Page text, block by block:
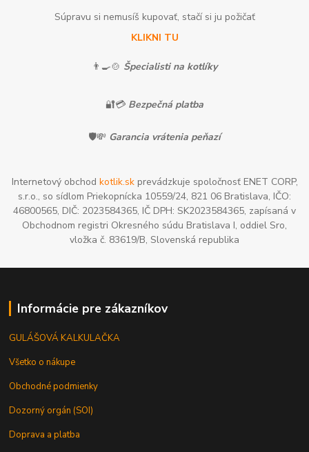
Súpravu si nemusíš kupovať, stačí si ju požičať
KLIKNI TU
👨‍🍳🍲 Špecialisti na kotlíky
🔐💳 Bezpečná platba
🛡️💸 Garancia vrátenia peňazí
Internetový obchod kotlik.skprevádzkuje spoločnosť ENET CORP,
s.r.o., so sídlom Priekopnícka 10559/24, 821 06 Bratislava, IČO:
46800565, DIČ: 2023584365, IČ DPH: SK2023584365, zapísaná v
Obchodnom registri Okresného súdu Bratislava I, oddiel Sro,
vložka č. 83619/B, Slovenská republika
Informácie pre zákazníkov
GULÁŠOVÁ KALKULAČKA
Všetko o nákupe
Obchodné podmienky
Dozorný orgán (SOI)
Doprava a platba